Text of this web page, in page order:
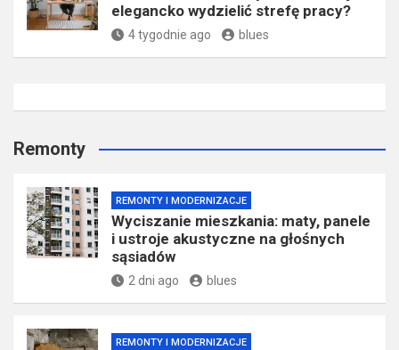
elegancko wydzielić strefę pracy?
4 tygodnie ago blues
Remonty
REMONTY I MODERNIZACJE
Wyciszanie mieszkania: maty, panele
i ustroje akustyczne na głośnych
sąsiadów
2 dni ago blues
REMONTY I MODERNIZACJE